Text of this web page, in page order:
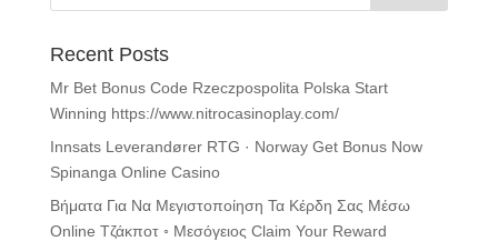
Recent Posts
Mr Bet Bonus Code Rzeczpospolita Polska Start
Winning https://www.nitrocasinoplay.com/
Innsats Leverandører RTG · Norway Get Bonus Now
Spinanga Online Casino
Βήματα Για Να Μεγιστοποίηση Τα Κέρδη Σας Μέσω
Online Τζάκποτ ◦ Μεσόγειος Claim Your Reward